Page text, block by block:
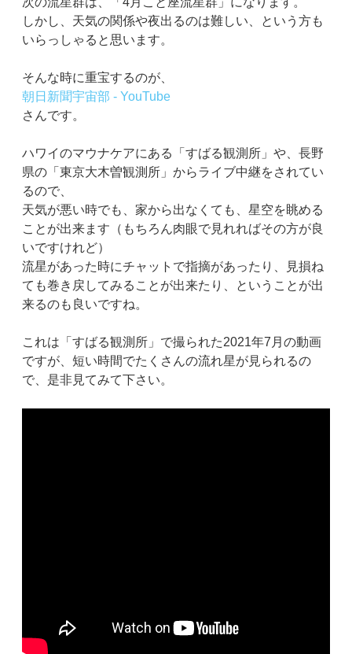
しかし、天気の関係や夜出るのは難しい、という方も
いらっしゃると思います。
そんな時に重宝するのが、
朝日新聞宇宙部 - YouTube
さんです。
ハワイのマウナケアにある「すばる観測所」や、長野
県の「東京大木曽観測所」からライブ中継をされてい
るので、
天気が悪い時でも、家から出なくても、星空を眺める
ことが出来ます（もちろん肉眼で見れればその方が良
いですけれど）
流星があった時にチャットで指摘があったり、見損ね
ても巻き戻してみることが出来たり、ということが出
来るのも良いですね。
これは「すばる観測所」で撮られた2021年7月の動画
ですが、短い時間でたくさんの流れ星が見られるの
で、是非見てみて下さい。